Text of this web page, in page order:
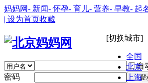
妈妈网- 新闻- 怀孕- 育儿- 营养- 早教- 起
| 设为首页收藏
[切换城市]
全国
北京
上海
自
密码
登